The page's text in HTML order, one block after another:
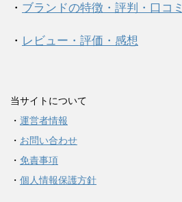
・ ブランドの特徴・評判・口コミ
・ レビュー・評価・感想
当サイトについて
・ 運営者情報
・ お問い合わせ
・ 免責事項
・ 個人情報保護方針